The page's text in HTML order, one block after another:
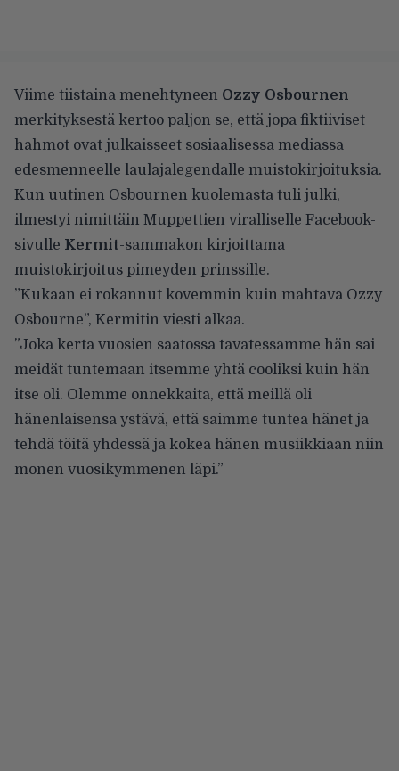
Viime tiistaina menehtyneen Ozzy Osbournen
merkityksestä kertoo paljon se, että jopa fiktiiviset
hahmot ovat julkaisseet sosiaalisessa mediassa
edesmenneelle laulajalegendalle muistokirjoituksia.
Kun uutinen Osbournen kuolemasta tuli julki,
ilmestyi nimittäin Muppettien viralliselle Facebook-
sivulle Kermit-sammakon kirjoittama
muistokirjoitus pimeyden prinssille.
”Kukaan ei rokannut kovemmin kuin mahtava Ozzy
Osbourne”, Kermitin viesti alkaa.
”Joka kerta vuosien saatossa tavatessamme hän sai
meidät tuntemaan itsemme yhtä cooliksi kuin hän
itse oli. Olemme onnekkaita, että meillä oli
hänenlaisensa ystävä, että saimme tuntea hänet ja
tehdä töitä yhdessä ja kokea hänen musiikkiaan niin
monen vuosikymmenen läpi.”